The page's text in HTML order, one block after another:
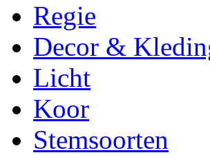
Regie
Decor &
Licht
Koor
Stemsoorten